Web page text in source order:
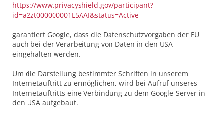
https://www.privacyshield.gov/participant?
id=a2zt000000001L5AAI&status=Active
garantiert Google, dass die Datenschutzvorgaben der EU
auch bei der Verarbeitung von Daten in den USA
eingehalten werden.
Um die Darstellung bestimmter Schriften in unserem
Internetauftritt zu ermöglichen, wird bei Aufruf unseres
Internetauftritts eine Verbindung zu dem Google-Server in
den USA aufgebaut.